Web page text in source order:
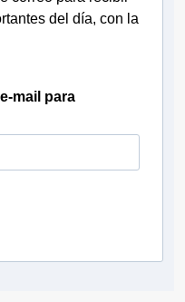
del día, con la
mail para